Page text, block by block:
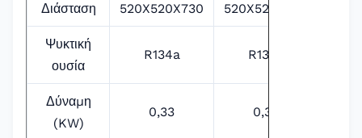
Διάσταση 520X520X730 520X520X730
Ψυκτική
ουσία
R134a R134a
Δύναμη
(KW)
0,33 0,33